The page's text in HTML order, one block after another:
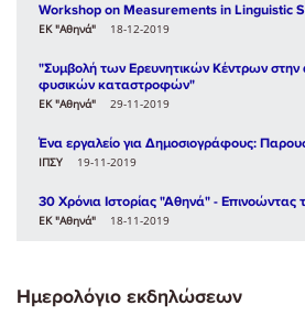
Workshop on Measurements in Linguistic
ΕΚ "Αθηνά" 18-12-2019
"Συμβολή των Ερευνητικών Κέντρων στην
φυσικών καταστροφών"
ΕΚ "Αθηνά" 29-11-2019
Ένα εργαλείο για Δημοσιογράφους:
ΙΠΣΥ 19-11-2019
30 Χρόνια Ιστορίας "Αθηνά" - Επινοώντας
ΕΚ "Αθηνά" 18-11-2019
Ημερολόγιο εκδηλώσεων